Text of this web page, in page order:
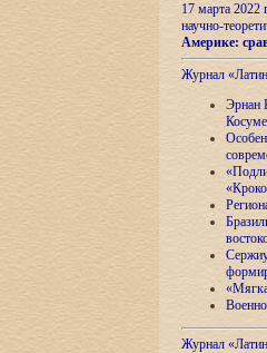
17 марта 2022
научно-
Америке:
Журнал
Эрнан
Журнал